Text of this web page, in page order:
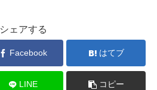
シェアする
Facebook はてブ
LINE コピー